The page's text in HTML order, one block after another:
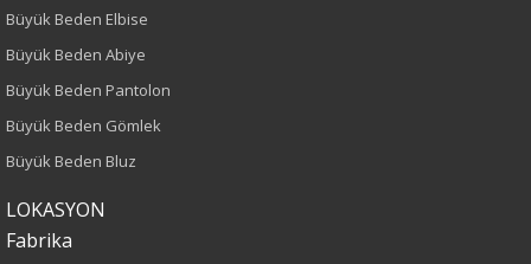
Kalıp
75
Büyük Beden Elbise
Büyük Beden Abiye
Büyük Beden Pantolon
Büyük Beden Gömlek
Büyük Beden Bluz
LOKASYON
Fabrika